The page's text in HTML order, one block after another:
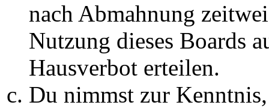
nach Abmahnung
Nutzung dieses Boards
Hausverbot erteilen.
Du nimmst zur